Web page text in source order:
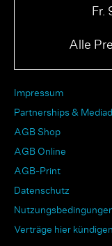
Fr.
Alle
Impressum
Partnerships &
AGB Shop
AGB Online
AGB-Print
Datenschutz
Verträge hier kündigen